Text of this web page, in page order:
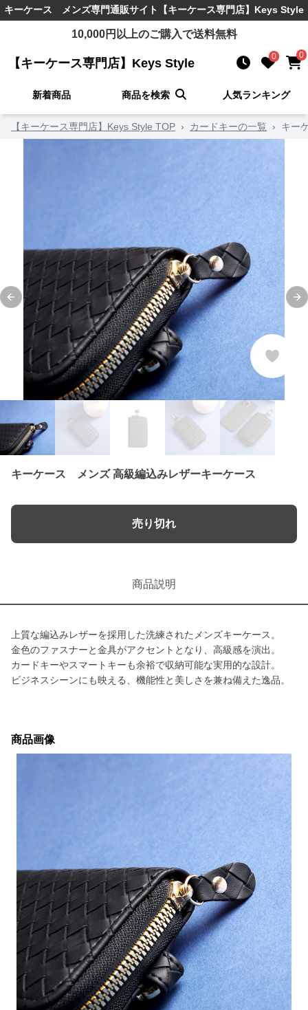
キーケース メンズ専門通販サイト 【キーケース専門店】Keys Style
10,000円以上のご購入で送料無料
【キーケース専門店】Keys Style 0 0
新着商品 商品を検索 人気ランキング
【キーケース専門店】Keys Style TOP › カードキーの一覧 › キー
Previous slide
キーケース メンズ 高級編込みレザーキーケース
売り切れ
商品説明
上質な編込みレザーを採用した洗練されたメンズキーケース。
金色のファスナーと金具がアクセントとなり、高級感を演出。
カードキーやスマートキーも余裕で収納可能な実用的な設計。
ビジネスシーンにも映える、機能性と美しさを兼ね備えた逸品。
商品画像